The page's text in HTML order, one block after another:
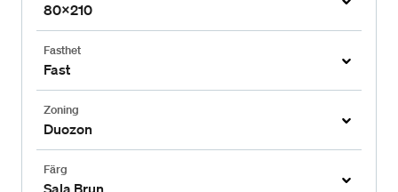
80x210
Fasthet
Fast
Zoning
Duozon
Färg